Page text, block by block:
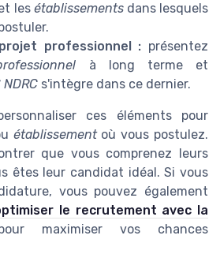
les établissementsdans lesquels
professionnel : présentez
à long terme et
NDRC s'intègre dans ce dernier.
ces éléments pour
établissementoù vous postulez.
que vous comprenez leurs
êtes leur candidat idéal. Si vous
vous pouvez également
le recrutement avec la
maximiser vos chances